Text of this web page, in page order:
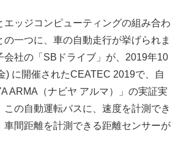
エッジコンピューティングの組み合わ
一つに、車の自動走行が挙げられま
会社の「SBドライブ」が、2019年10
) に開催されたCEATEC 2019で、自
ARMA（ナビヤ アルマ）」の実証実
の自動運転バスに、速度を計測でき
車間距離を計測できる距離センサーが